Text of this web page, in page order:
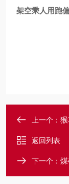
架空乘人用跑
上一个：
返回列表
下一个： 煤